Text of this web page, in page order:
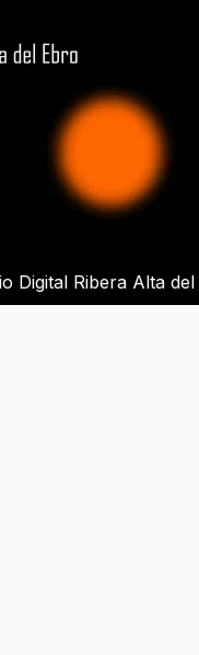
Digital Ribera Alta del